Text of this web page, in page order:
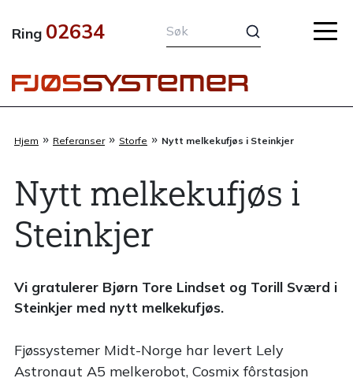
rett
innholdet
Ring 02634
Hjem » Referanser» Storfe » Nytt melkekufjøs i Steinkjer
Nytt melkekufjøs i
Steinkjer
Vi gratulerer Bjørn Tore Lindset og Torill Sværd i
Steinkjer med nytt melkekufjøs.
Fjøssystemer Midt-Norge har levert Lely
Astronaut A5 melkerobot, Cosmix fôrstasjon